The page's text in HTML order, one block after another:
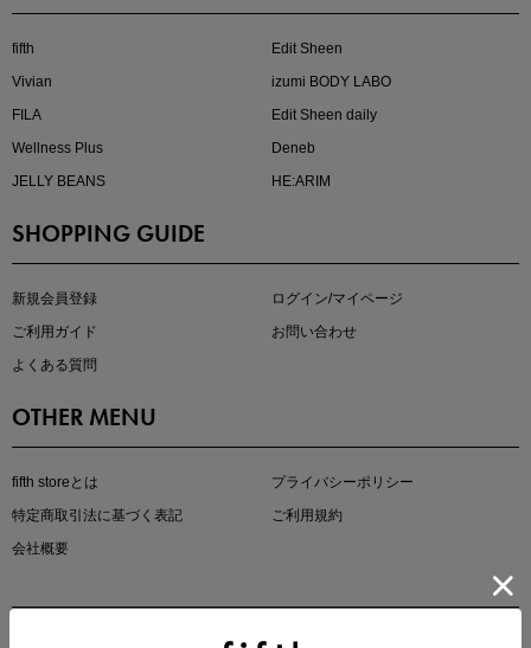
大人の着映えアイテム5選
マストバイアイテム
fifth
Edit Sheen
Vivian
izumi BODY LABO
FILA
Edit Sheen daily
Wellness Plus
Deneb
JELLY BEANS
HE:ARIM
SHOPPING GUIDE
新規会員登録
ログイン/マイページ
ご利用ガイド
お問い合わせ
よくある質問
OTHER MENU
fifth storeとは
プライバシーポリシー
特定商取引法に基づく表記
ご利用規約
会社概要